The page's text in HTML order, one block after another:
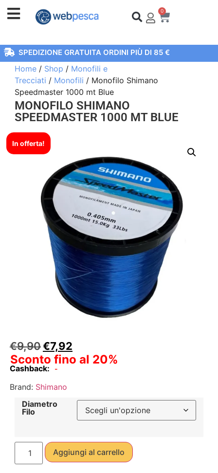
0
SPEDIZIONE GRATUITA ORDINI PIÙ DI 85 €
Home / Shop / Monofili e
Trecciati / Monofili / Monofilo Shimano
Speedmaster 1000 mt Blue
MONOFILO SHIMANO
SPEEDMASTER 1000 MT BLUE
In offerta!
€9,90€7,92
Sconto fino al 20%
Cashback: -
Brand: Shimano
Diametro
Filo
Aggiungi al carrello